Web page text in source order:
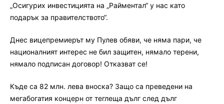
„Осигурих инвестицията на „Райментал“ у нас като
подарък за правителството“.
Днес вицепремиерът му Пулев обяви, че няма пари, че
националният интерес не бил защитен, нямало терени,
нямало подписан договор! Отказват се!
Къде са 82 млн. лева вноска? Защо са преведени на
мегабогатия концерн от теглеща дълг след дълг